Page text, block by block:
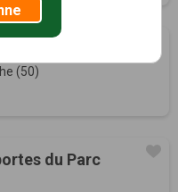
(50)
du Parc